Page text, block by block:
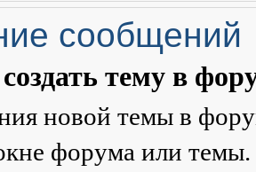
сообщений
тему в
новой темы в
форума или